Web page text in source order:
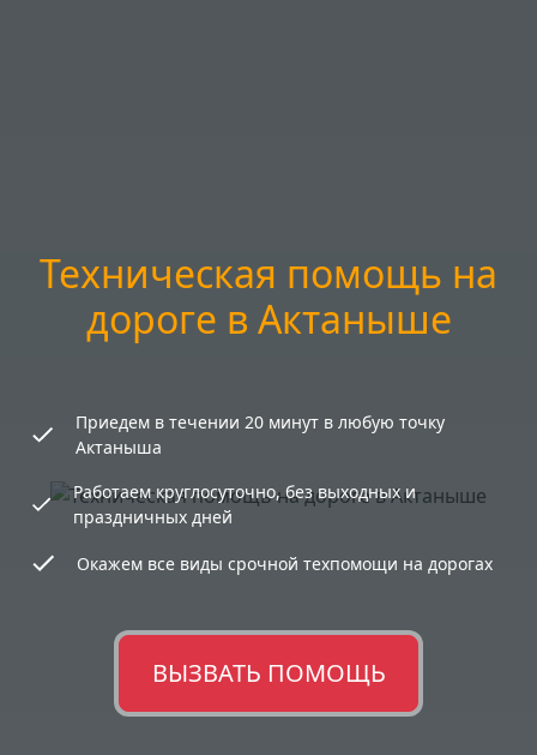
Техническая помощь на
дороге в Актаныше
Приедем в течении 20 минут в любую точку
Актаныша
Работаем круглосуточно, без выходных и
праздничных дней
Окажем все виды срочной техпомощи на дорогах
ВЫЗВАТЬ ПОМОЩЬ